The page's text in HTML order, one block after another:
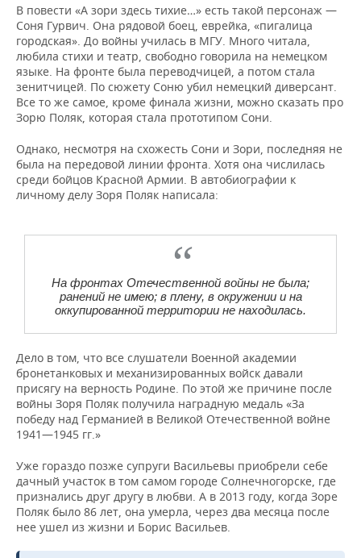
В повести «А зори здесь тихие…» есть такой персонаж —
Соня Гурвич. Она рядовой боец, еврейка, «пигалица
городская». До войны училась в МГУ. Много читала,
любила стихи и театр, свободно говорила на немецком
языке. На фронте была переводчицей, а потом стала
зенитчицей. По сюжету Соню убил немецкий диверсант.
Все то же самое, кроме финала жизни, можно сказать про
Зорю Поляк, которая стала прототипом Сони.
Однако, несмотря на схожесть Сони и Зори, последняя не
была на передовой линии фронта. Хотя она числилась
среди бойцов Красной Армии. В автобиографии к
личному делу Зоря Поляк написала:
На фронтах Отечественной войны не была;
ранений не имею; в плену, в окружении и на
оккупированной территории не находилась.
Дело в том, что все слушатели Военной академии
бронетанковых и механизированных войск давали
присягу на верность Родине. По этой же причине после
войны Зоря Поляк получила наградную медаль «За
победу над Германией в Великой Отечественной войне
1941—1945 гг.»
Уже гораздо позже супруги Васильевы приобрели себе
дачный участок в том самом городе Солнечногорске, где
признались друг другу в любви. А в 2013 году, когда Зоре
Поляк было 86 лет, она умерла, через два месяца после
нее ушел из жизни и Борис Васильев.